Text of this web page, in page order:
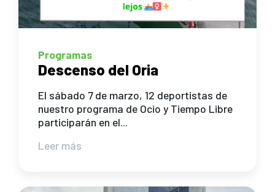
Programas
Descenso del Oria
El sábado 7 de marzo, 12 deportistas de
nuestro programa de Ocio y Tiempo Libre
participarán en el...
Leer más